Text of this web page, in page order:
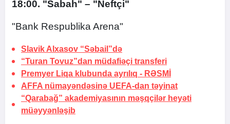
18:00. "Sabah" – "Neftçi"
"Bank Respublika Arena"
Slavik Alxasov “Səbail”də
“Turan Tovuz”dan müdafiəçi transferi
Premyer Liqa klubunda ayrılıq - RƏSMİ
AFFA nümayəndəsinə UEFA-dan təyinat
“Qarabağ” akademiyasının məşqçilər heyəti
müəyyənləşib